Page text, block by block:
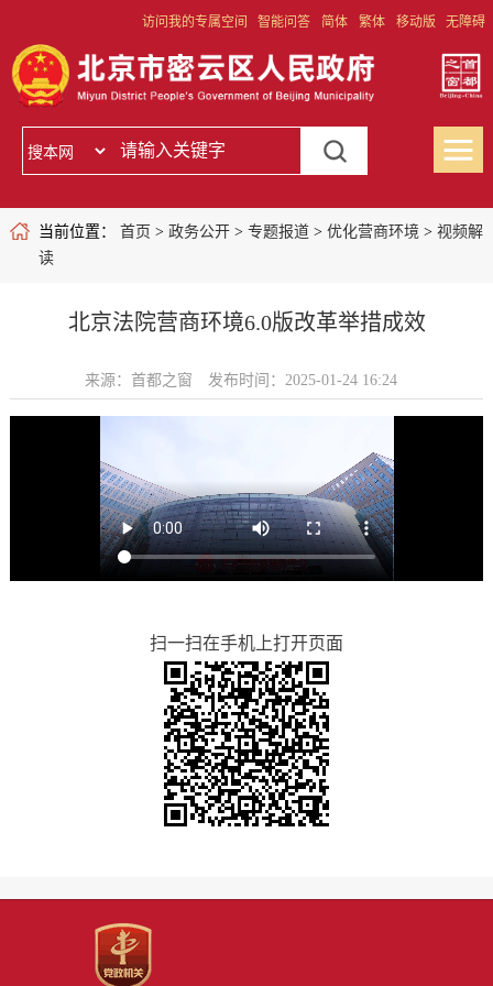
访问我的专属空间 智能问答 简体 繁体 移动版 无障碍
当前位置： 首页 > 政务公开> 专题报道> 优化营商环境 > 视频解
读
北京法院营商环境6.0版改革举措成效
来源：首都之窗 发布时间：2025-01-24 16:24
扫一扫在手机上打开页面